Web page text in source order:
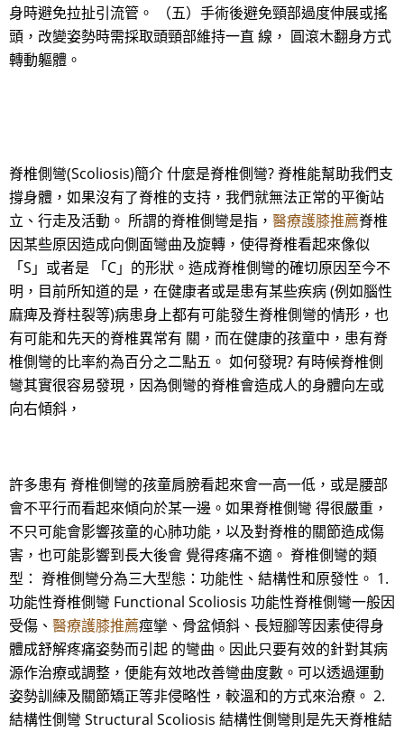
身時避免拉扯引流管。 （五）手術後避免頸部過度伸展或搖
頭，改變姿勢時需採取頭頸部維持一直 線， 圓滾木翻身方式
轉動軀體。
脊椎側彎(Scoliosis)簡介 什麼是脊椎側彎? 脊椎能幫助我們支
撐身體，如果沒有了脊椎的支持，我們就無法正常的平衡站
立、行走及活動。 所謂的脊椎側彎是指， 醫療護膝推薦脊椎
因某些原因造成向側面彎曲及旋轉，使得脊椎看起來像似
「S」或者是 「C」的形狀。造成脊椎側彎的確切原因至今不
明，目前所知道的是，在健康者或是患有某些疾病 (例如腦性
麻痺及脊柱裂等)病患身上都有可能發生脊椎側彎的情形，也
有可能和先天的脊椎異常有 關，而在健康的孩童中，患有脊
椎側彎的比率約為百分之二點五。 如何發現? 有時候脊椎側
彎其實很容易發現，因為側彎的脊椎會造成人的身體向左或
向右傾斜，
許多患有 脊椎側彎的孩童肩膀看起來會一高一低，或是腰部
會不平行而看起來傾向於某一邊。如果脊椎側彎 得很嚴重，
不只可能會影響孩童的心肺功能，以及對脊椎的關節造成傷
害，也可能影響到長大後會 覺得疼痛不適。 脊椎側彎的類
型： 脊椎側彎分為三大型態：功能性、結構性和原發性。 1.
功能性脊椎側彎 Functional Scoliosis 功能性脊椎側彎一般因
受傷、 醫療護膝推薦痙攣、骨盆傾斜、長短腳等因素使得身
體成舒解疼痛姿勢而引起 的彎曲。因此只要有效的針對其病
源作治療或調整，便能有效地改善彎曲度數。可以透過運動
姿勢訓練及關節矯正等非侵略性，較溫和的方式來治療。 2.
結構性側彎 Structural Scoliosis 結構性側彎則是先天脊椎結